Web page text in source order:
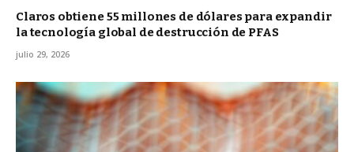
Claros obtiene 55 millones de dólares para expandir
la tecnología global de destrucción de PFAS
julio 29, 2026